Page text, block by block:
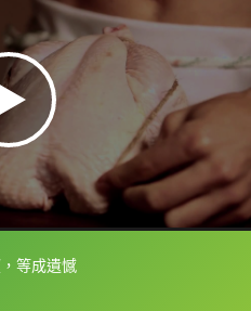
等成遺憾
以直接查字典喔！